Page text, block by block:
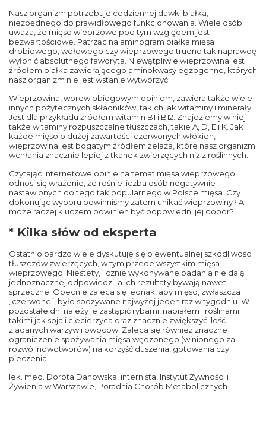
Nasz organizm potrzebuje codziennej dawki białka,
niezbędnego do prawidłowego funkcjonowania. Wiele osób
uważa, że mięso wieprzowe pod tym względem jest
bezwartościowe. Patrząc na aminogram białka mięsa
drobiowego, wołowego czy wieprzowego trudno tak naprawdę
wyłonić absolutnego faworyta. Niewątpliwie wieprzowina jest
źródłem białka zawierającego aminokwasy egzogenne, których
nasz organizm nie jest wstanie wytworzyć.
Wieprzowina, wbrew obiegowym opiniom, zawiera także wiele
innych pożytecznych składników, takich jak witaminy i minerały.
Jest dla przykładu źródłem witamin B1 i B12. Znajdziemy w niej
także witaminy rozpuszczalne tłuszczach, takie A, D, E i K. Jak
każde mięso o dużej zawartości czerwonych włókien,
wieprzowina jest bogatym źródłem żelaza, które nasz organizm
wchłania znacznie lepiej z tkanek zwierzęcych niż z roślinnych.
Czytając internetowe opinie na temat mięsa wieprzowego
odnosi się wrażenie, że rośnie liczba osób negatywnie
nastawionych do tego tak popularnego w Polsce mięsa. Czy
dokonując wyboru powinniśmy zatem unikać wieprzowiny? A
może raczej kluczem powinien być odpowiedni jej dobór?
* Kilka słów od eksperta
Ostatnio bardzo wiele dyskutuje się o ewentualnej szkodliwości
tłuszczów zwierzęcych, w tym przede wszystkim mięsa
wieprzowego. Niestety, licznie wykonywane badania nie dają
jednoznacznej odpowiedzi, a ich rezultaty bywają nawet
sprzeczne. Obecnie zaleca się jednak, aby mięso, zwłaszcza
„czerwone”, było spożywane najwyżej jeden raz w tygodniu. W
pozostałe dni należy je zastąpić rybami, nabiałem i roślinami
takimi jak soja i ciecierzyca oraz znacznie zwiększyć ilość
zjadanych warzyw i owoców. Zaleca się również znaczne
ograniczenie spożywania mięsa wędzonego (winionego za
rozwój nowotworów) na korzyść duszenia, gotowania czy
pieczenia.
lek. med. Dorota Danowska, internista, Instytut Żywności i
Żywienia w Warszawie, Poradnia Chorób Metabolicznych